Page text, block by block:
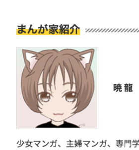
いぬ部をフォロー
アプリをダウンロ